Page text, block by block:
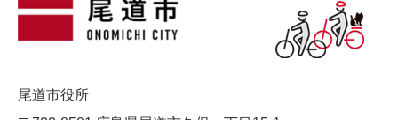
尾道市役所